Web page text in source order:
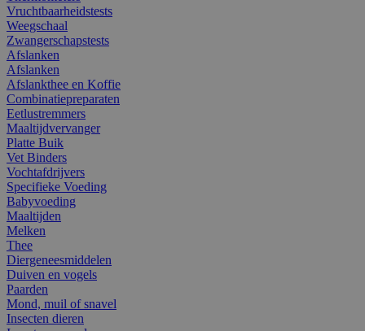
Vruchtbaarheidstests
Weegschaal
Zwangerschapstests
Afslanken
Afslanken
Afslankthee en Koffie
Combinatiepreparaten
Eetlustremmers
Maaltijdvervanger
Platte Buik
Vet Binders
Vochtafdrijvers
Specifieke Voeding
Babyvoeding
Maaltijden
Melken
Thee
Diergeneesmiddelen
Duiven en vogels
Paarden
Mond, muil of snavel
Insecten dieren